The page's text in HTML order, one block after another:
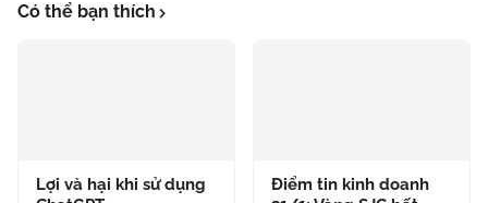
Có thể bạn thích
Lợi và hại khi sử dụng
Điểm tin kinh doanh